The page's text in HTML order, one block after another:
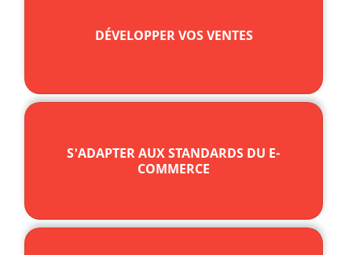
DÉVELOPPER VOS VENTES
S'ADAPTER AUX STANDARDS DU E-
COMMERCE